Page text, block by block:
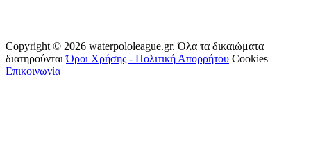
Copyright © 2026 waterpololeague.gr. Όλα τα δικαιώματα
διατηρούνταιΌροι Χρήσης - Πολιτική Απορρήτου Cookies
Επικοινωνία